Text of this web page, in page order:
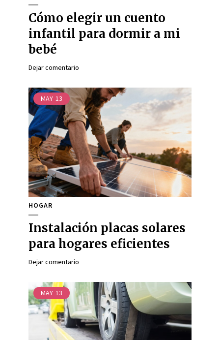
Cómo elegir un cuento
infantil para dormir a mi
bebé
Dejar comentario
MAY 13
HOGAR
Instalación placas solares
para hogares eficientes
Dejar comentario
MAY 13